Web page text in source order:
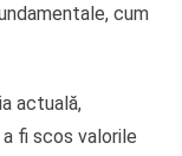
cum
actuală,
fi scos valorile